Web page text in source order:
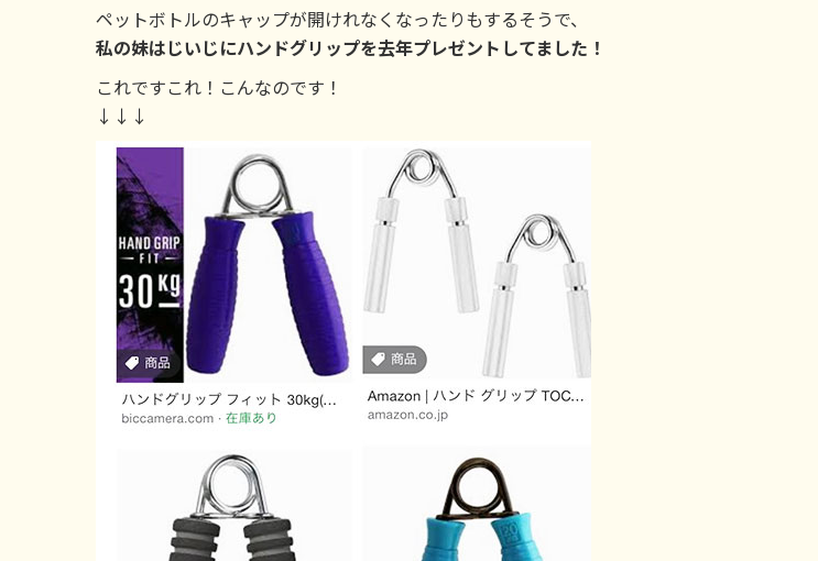
ペットボトルのキャップが開けれなくなったりもするそうで、
私の妹はじいじにハンドグリップを去年プレゼントしてました！
これですこれ！こんなのです！
↓↓↓